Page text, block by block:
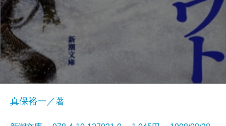
真保裕一／著